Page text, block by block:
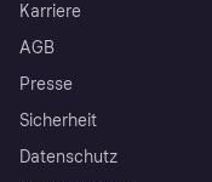
Karriere
AGB
Presse
Sicherheit
Datenschutz